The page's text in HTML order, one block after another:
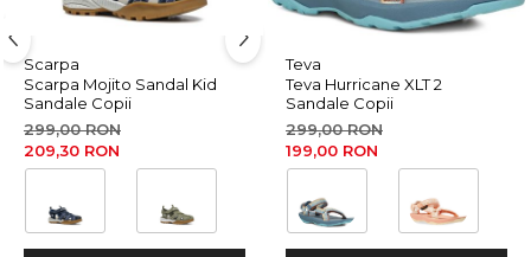
Tricouri & Maiouri
Incaltaminte drumetie
Bocanci alpinism
Ghete drumetie
Pantofi drumetie
Sandale
Intretinere echipamente
Scarpa
Scarpa Mojito Sandal Kid
Sandale Copii
299,00 RON
209,30 RON
Teva
Teva Hurricane XLT 2
Sandale Copii
299,00 RON
199,00 RON